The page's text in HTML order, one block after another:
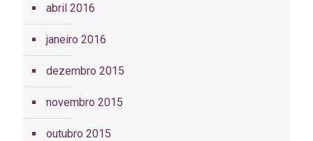
abril 2016
janeiro 2016
dezembro 2015
novembro 2015
outubro 2015